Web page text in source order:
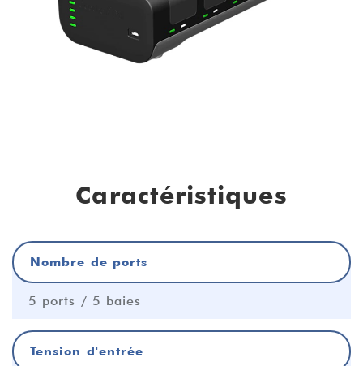
Caractéristiques
Nombre de ports
5 ports / 5 baies
Tension d'entrée